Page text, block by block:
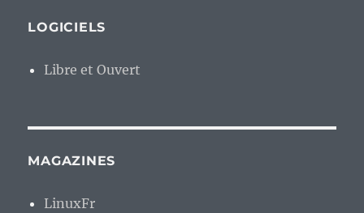
LOGICIELS
Libre et Ouvert
MAGAZINES
LinuxFr